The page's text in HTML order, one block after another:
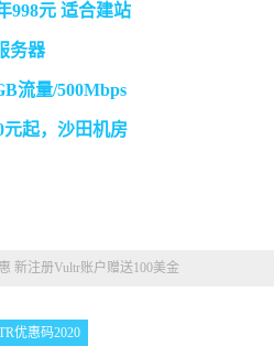
998元 适合建站
务器
流量/500Mbps
起，沙田机房
新注册Vultr账户赠送100美金
优惠码2020